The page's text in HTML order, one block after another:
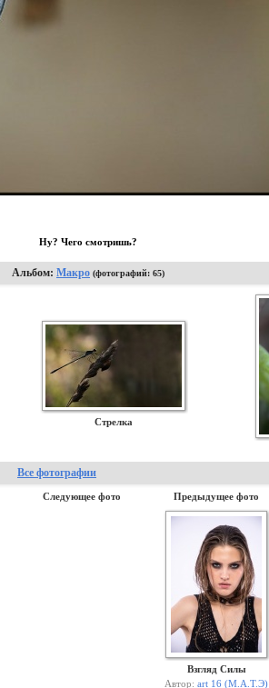
Ну? Чего смотришь?
Альбом: Макро (фотографий: 65)
Стрелка
Все фотографии
Следующее фото Предыдущее фото
Взгляд Силы
Автор: art 16 (М.А.Т.Э)